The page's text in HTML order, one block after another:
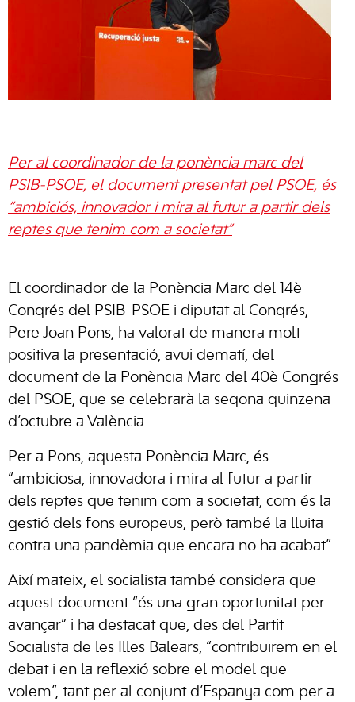
Per al coordinador de la ponència marc del
PSIB-PSOE, el document presentat pel PSOE, és
“ambiciós, innovador i mira al futur a partir dels
reptes que tenim com a societat”
El coordinador de la Ponència Marc del 14è
Congrés del PSIB-PSOE i diputat al Congrés,
Pere Joan Pons, ha valorat de manera molt
positiva la presentació, avui dematí, del
document de la Ponència Marc del 40è Congrés
del PSOE, que se celebrarà la segona quinzena
d’octubre a València.
Per a Pons, aquesta Ponència Marc, és
“ambiciosa, innovadora i mira al futur a partir
dels reptes que tenim com a societat, com és la
gestió dels fons europeus, però també la lluita
contra una pandèmia que encara no ha acabat”.
Així mateix, el socialista també considera que
aquest document “és una gran oportunitat per
avançar” i ha destacat que, des del Partit
Socialista de les Illes Balears, “contribuirem en el
debat i en la reflexió sobre el model que
volem”, tant per al conjunt d’Espanya com per a